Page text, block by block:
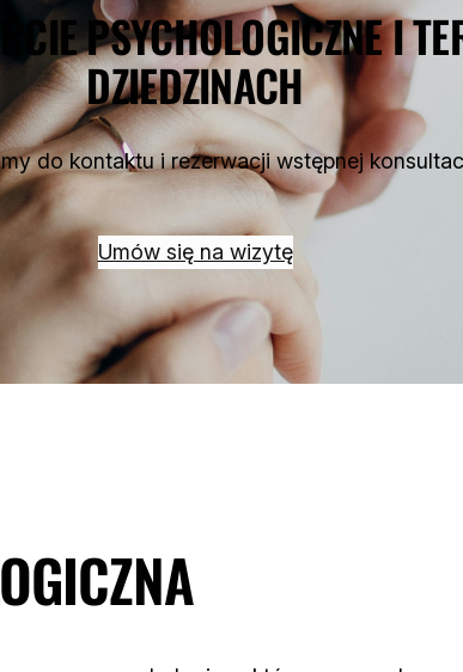
PSYCHOLOGICZNE I
DZIEDZINACH
do kontaktu i rezerwacji wstępnej
Umów się na wizytę